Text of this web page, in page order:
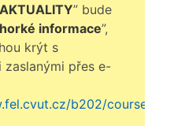
AKTUALITY” bude
horké informace”,
krýt s
zaslanými přes e-
b202/courses/